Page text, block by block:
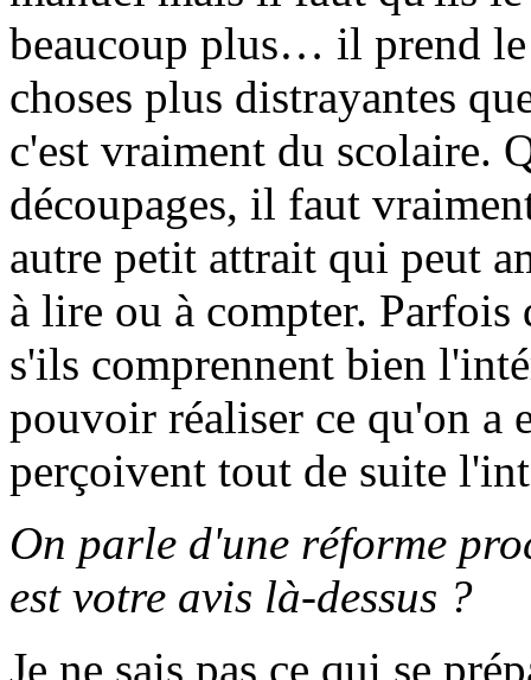
beaucoup plus… il prend le
choses plus distrayantes
c'est vraiment du scolaire.
découpages, il faut
autre petit attrait qui peut
à lire ou à compter. Parfois
s'ils comprennent bien
pouvoir réaliser ce qu'on a
perçoivent tout de suite
On parle d'une réforme
est votre avis là-dessus ?
Je ne sais pas ce qui se